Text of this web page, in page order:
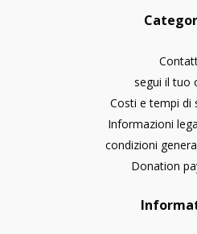
segui il tuo
Costi e tempi di
Informazioni
condizioni
Donation